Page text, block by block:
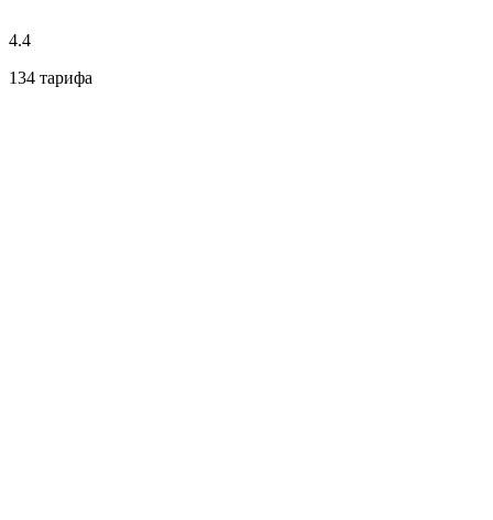
4.4
134 тарифа